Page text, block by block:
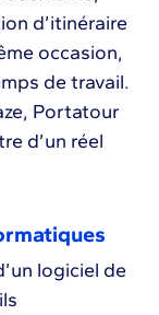
d’itinéraire
occasion,
de travail.
Portatour
d’un réel
logiciel de